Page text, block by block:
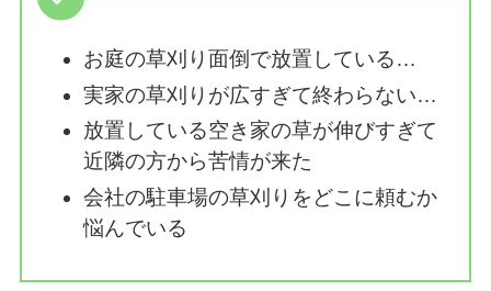
お庭の草刈り面倒で放置している…
実家の草刈りが広すぎて終わらない…
放置している空き家の草が伸びすぎて
近隣の方から苦情が来た
会社の駐車場の草刈りをどこに頼むか
悩んでいる